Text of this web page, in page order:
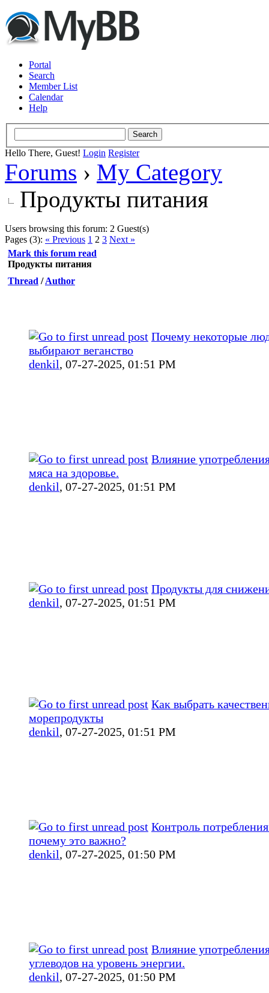
Portal
Search
Member List
Calendar
Help
Hello There, Guest! Login Register
Forums › My Category
Продукты питания
Users browsing this forum: 2 Guest(s)
Pages (3): « Previous 1 2 3 Next »
Mark this forum read
Продукты питания
Thread /Author
Почему некоторые
выбирают веганство
denkil, 07-27-2025, 01:51 PM
Влияние
мяса на здоровье.
denkil, 07-27-2025, 01:51 PM
Продукты для
denkil, 07-27-2025, 01:51 PM
Как выбрать
морепродукты
denkil, 07-27-2025, 01:51 PM
Контроль
почему это важно?
denkil, 07-27-2025, 01:50 PM
Влияние
углеводов на уровень энергии.
denkil, 07-27-2025, 01:50 PM